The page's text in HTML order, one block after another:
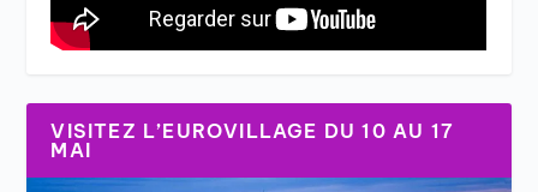
VISITEZ L’EUROVILLAGE DU 10 AU 17
MAI